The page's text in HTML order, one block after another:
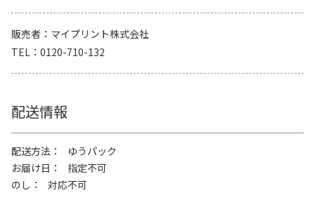
販売者
マイプリント株式会社
TEL
0120-710-132
配送情報
配送方法
ゆうパック
お届け日
指定不可
のし
対応不可